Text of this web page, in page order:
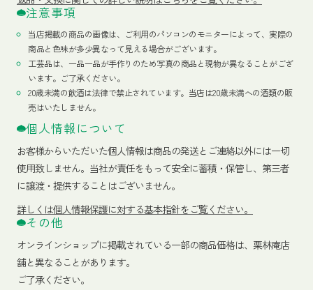
注意事項
当店掲載の商品の画像は、ご利用のパソコンのモニターによって、実際の
商品と色味が多少異なって見える場合がございます。
工芸品は、一品一品が手作りのため写真の商品と現物が異なることがござ
います。ご了承ください。
20歳未満の飲酒は法律で禁止されています。当店は20歳未満への酒類の販
売はいたしません。
個人情報について
お客様からいただいた個人情報は商品の発送とご連絡以外には一切
使用致しません。当社が責任をもって安全に蓄積・保管し、第三者
に譲渡・提供することはございません。
詳しくは個人情報保護に対する基本指針をご覧ください。
その他
オンラインショップに掲載されている一部の商品価格は、栗林庵店
舗と異なることがあります。
ご了承ください。